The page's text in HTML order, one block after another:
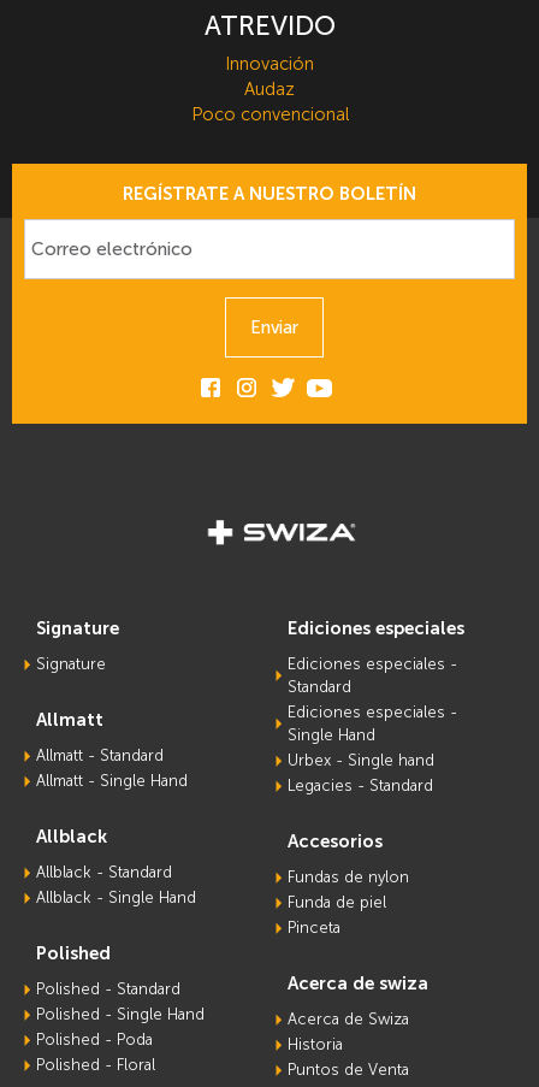
ATREVIDO
Innovación
Audaz
Poco convencional
REGÍSTRATE A NUESTRO BOLETÍN
Enviar
signature
Signature
allmatt
Allmatt - Standard
Allmatt - Single Hand
allblack
Allblack - Standard
Allblack - Single Hand
polished
Polished - Standard
Polished - Single Hand
Polished - Poda
Polished - Floral
ediciones especiales
Ediciones especiales -
Standard
Ediciones especiales -
Single Hand
Urbex - Single hand
Legacies - Standard
accesorios
Fundas de nylon
Funda de piel
Pinceta
acerca de swiza
Acerca de Swiza
Historia
Puntos de Venta